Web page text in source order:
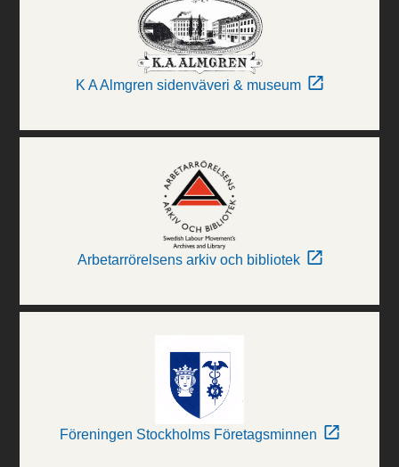
K A Almgren sidenväveri & museum
Arbetarrörelsens arkiv och bibliotek
Föreningen Stockholms Företagsminnen